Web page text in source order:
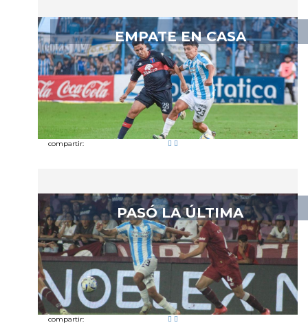
EMPATE EN CASA
compartir:
PASÓ LA ÚLTIMA
compartir: